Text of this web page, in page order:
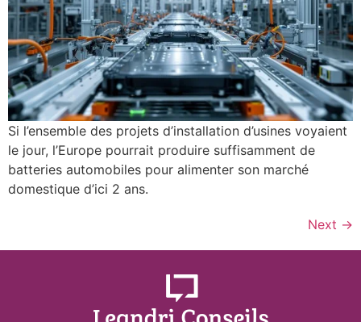
Si l’ensemble des projets d’installation d’usines voyaient
le jour, l’Europe pourrait produire suffisamment de
batteries automobiles pour alimenter son marché
domestique d’ici 2 ans.
Next →